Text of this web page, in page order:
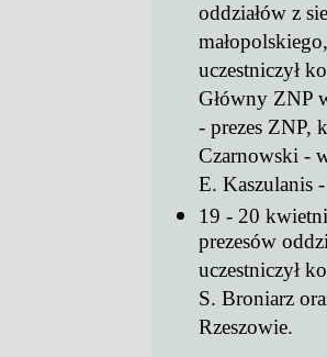
oddziałów z
uczestniczył
Główny ZNP
- prezes ZNP,
Czarnowski -
E. Kaszulanis
19 - 20
prezesów
uczestniczył
S. Broniarz
Rzeszowie.